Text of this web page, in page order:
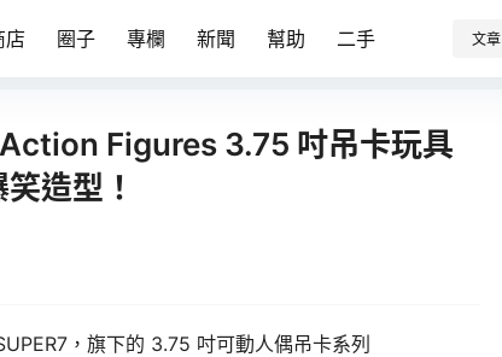
店 圈子 專欄 新聞 幫助 二手 文章
Figures 3.75 吋吊卡玩具
造型！
，旗下的 3.75 吋可動人偶吊卡系列